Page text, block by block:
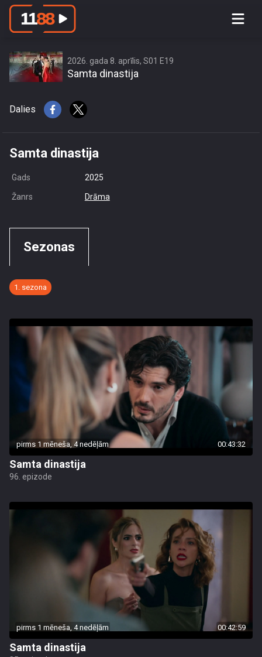
access this content due to your
location or other restrictions set by
country is US and IP address is
216.73.216.84
2026. gada 8. aprīlis, S01 E19
Samta dinastija
Dalies
Samta dinastija
Gads 2025
Žanrs Drāma
Sezonas
1. sezona
pirms 1 mēneša, 4 nedēļām 00:43:32
Samta dinastija
96. epizode
pirms 1 mēneša, 4 nedēļām 00:42:59
Samta dinastija